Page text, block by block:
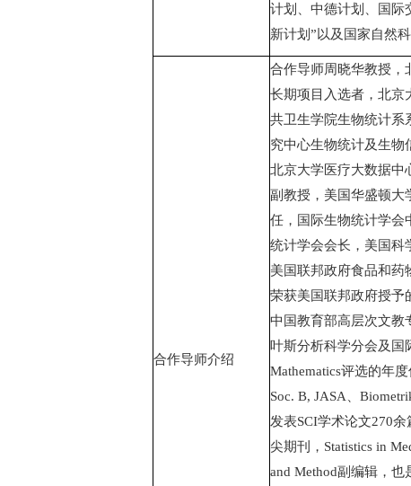
计划、中德计划、国际
新计划”以及国家自然
合作导师介绍
合作导师周晓华教授，
长期项目入选者，北京
共卫生学院生物统计系
究中心生物统计及生物
北京大学医疗大数据中
副教授，美国华盛顿大
任，国际生物统计学会
统计学会会长，美国科
美国联邦政府食品和药
荣获美国联邦政府授予
中国教育部高层次文教
叶斯分析科学分会及国
Mathematics评选的年
Soc. B, JASA
发表SCI学术论文270余
尖期刊， Statistics in
and Method副编辑，也